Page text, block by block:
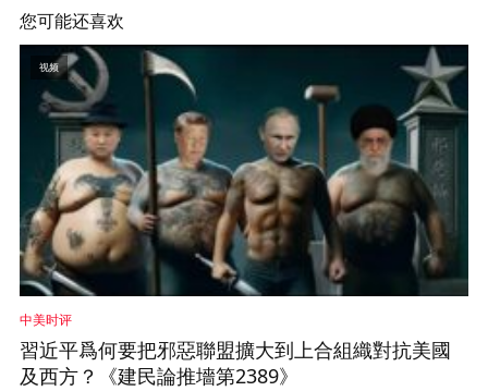
您可能还喜欢
视频
中美时评
習近平爲何要把邪惡聯盟擴大到上合組織對抗美國
及西方？《建民論推墻第2389》